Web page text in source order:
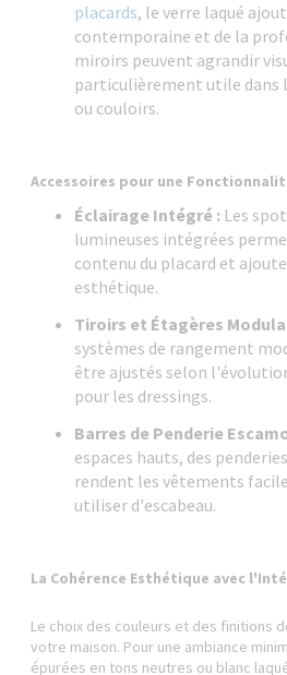
placards, le verre laqué
contemporaine et de la
miroirs peuvent agrandir
particulièrement utile dans
ou couloirs.
Accessoires pour une
Éclairage Intégré : Les
lumineuses intégrées
contenu du placard et
esthétique.
Tiroirs et Étagères
systèmes de rangement
être ajustés selon
pour les dressings.
Barres de Penderie
espaces hauts, des
rendent les vêtements
utiliser d'escabeau.
La Cohérence Esthétique avec
Le choix des couleurs et des finitions
votre maison. Pour une ambiance
épurées en tons neutres ou blanc